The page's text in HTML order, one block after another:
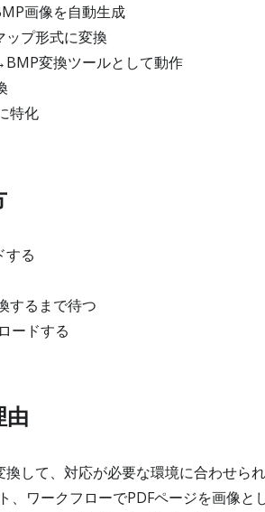
画像を自動生成
ップ形式に変換
変換ツールとして動作
特化
する
するまで待つ
ードする
由
して、対応が必要な環境に合わせら
、ワークフローでPDFページを画像と